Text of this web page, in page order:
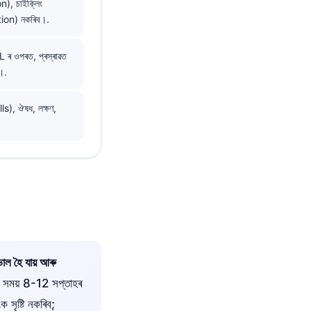
চাইক্লিং
নকৰিব।.
ৰ ওপৰত, প্ৰস্ৰাৱত
ঔষধ, লক্ষণ,
হৈ যায় আৰু
সময় 8-12 সপ্তাহৰ
সৃষ্টি নকৰিব;